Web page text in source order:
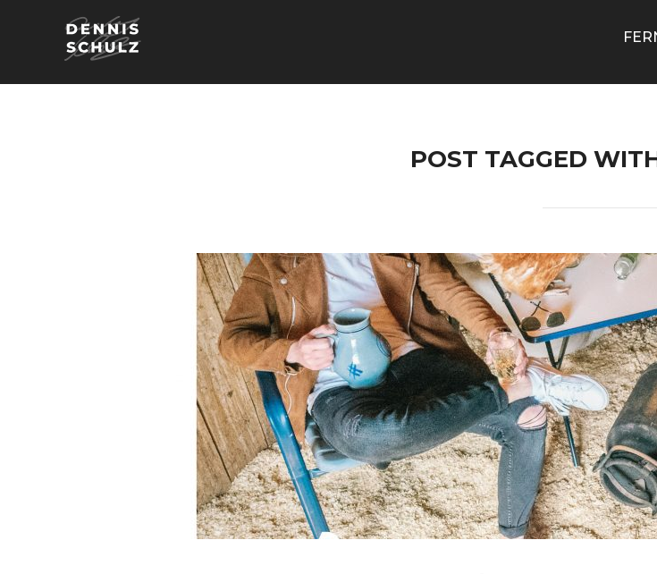
POST TAGGED